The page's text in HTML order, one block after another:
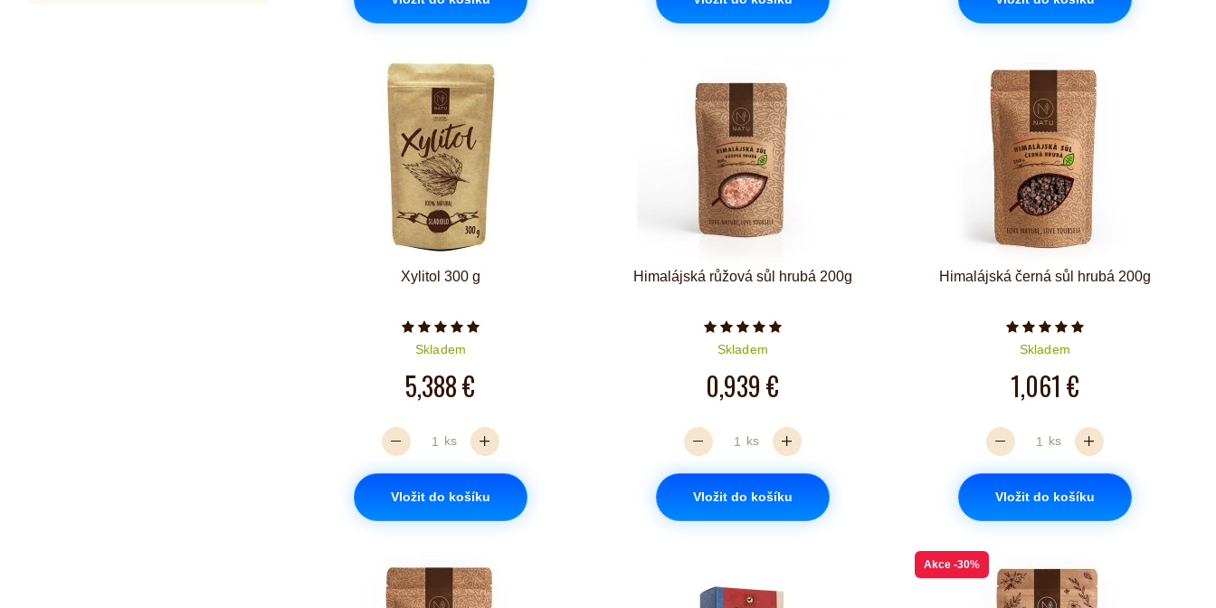
Xylitol 300 g
Počet hvězdiček je 5 z 5
Skladem
5,388 €
ks
Vložit do košíku
Himalájská růžová sůl hrubá 200g
Počet hvězdiček je 5 z 5
Skladem
0,939 €
ks
Vložit do košíku
Himalájská černá sůl hrubá 200g
Počet hvězdiček je 5 z 5
Skladem
1,061 €
ks
Vložit do košíku
Akce -30%